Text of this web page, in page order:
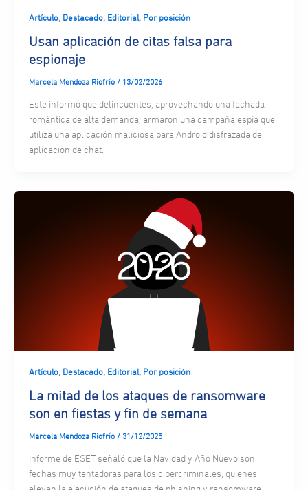
Artículo, Destacado, Editorial, Por posición
Usan aplicación de citas falsa para
espionaje
Marcela Mendoza Riofrío / 13/02/2026
Este informó que delincuentes, aprovechando una fachada
romántica de alta demanda, armaron una campaña espía que
utiliza una aplicación maliciosa para Android disfrazada de
aplicación de chat.
Artículo, Destacado, Editorial, Por posición
La mitad de los ataques de ransomware
son en fiestas y fin de semana
Marcela Mendoza Riofrío / 31/12/2025
Informe de ESET señaló que la Navidad y Año Nuevo son
fechas muy tentadoras para los cibercriminales, quienes